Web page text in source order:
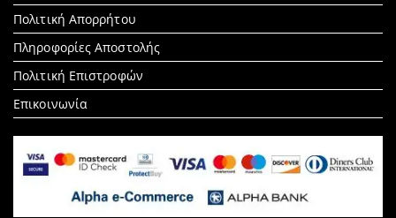
Πολιτική Απορρήτου
Πληροφορίες Αποστολής
Πολιτική Επιστροφών
Επικοινωνία